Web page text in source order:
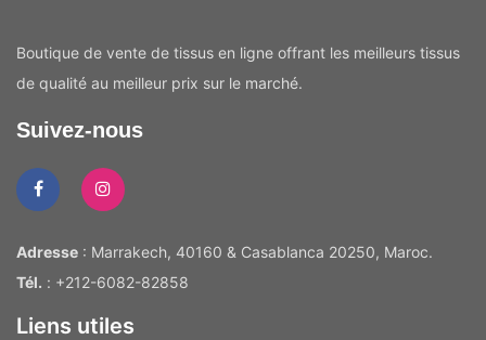
Boutique de vente de tissus en ligne offrant les meilleurs tissus
de qualité au meilleur prix sur le marché.
Suivez-nous
Adresse : Marrakech, 40160 & Casablanca 20250, Maroc.
Tél. : +212-6082-82858
Liens utiles